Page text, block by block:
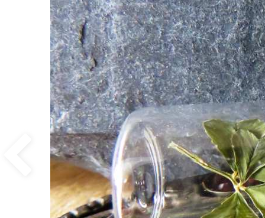
Previous